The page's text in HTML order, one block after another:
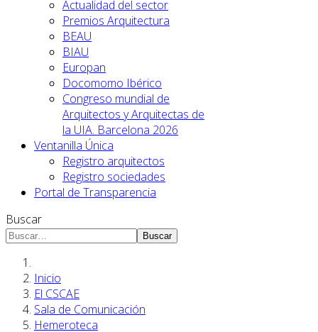
Actualidad del sector
Premios Arquitectura
BEAU
BIAU
Europan
Docomomo Ibérico
Congreso mundial de
Arquitectos y Arquitectas de
la UIA. Barcelona 2026
Ventanilla Única
Registro arquitectos
Registro sociedades
Portal de Transparencia
Buscar
Buscar
Inicio
El CSCAE
Sala de Comunicación
Hemeroteca